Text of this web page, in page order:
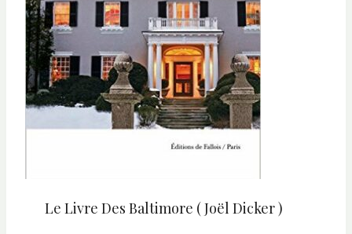
Le Livre Des Baltimore ( Joël Dicker )